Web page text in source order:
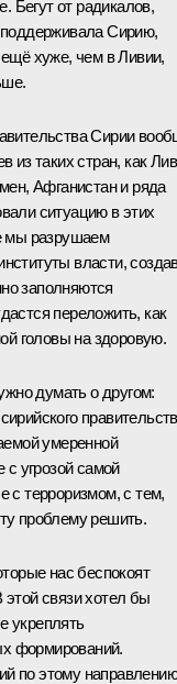
Бегут от радикалов,
Сирию,
хуже, чем в Ливии,
Сирии
из таких стран, как
Афганистан и ряда
ситуацию в этих
мы разрушаем
власти,
заполняются
переложить, как
головы на здоровую.
думать о другом:
умеренной
с угрозой самой
с терроризмом, с тем,
проблему решить.
нас беспокоят
связи хотел бы
укреплять
формирований.
по этому